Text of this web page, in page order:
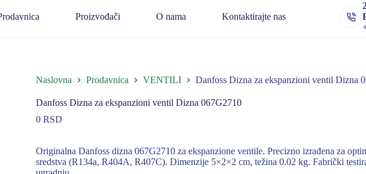
Proizvođači O nama Kontaktirajte nas
Naslovna Prodavnica VENTILI Danfoss Dizna za ekspanzioni ventil Dizna
Danfoss Dizna za ekspanzioni ventil Dizna 067G2710
0 RSD
Originalna Danfoss dizna 067G2710 za ekspanzione ventile. Precizno izrađena za
sredstva (R134a, R404A, R407C). Dimenzije 5×2×2 cm, težina 0.02 kg. Fabrički